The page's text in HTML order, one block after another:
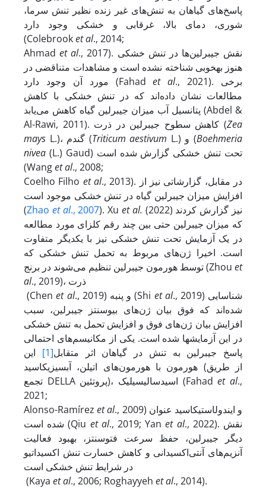
پاسخ‌های گیاهان به تنش‌های غیر زنده نظیر تنش سرما،
شوری، دمای بالا، غرقابی و خشکی وجود دارد
(Colebrooket al., 2014;
Ahmadet al., 2017). نقش جیبرلین‌ها در تنش خشکی
هنوز بهخوبی شناخته نشده است و مشاهدات متناقضی در
مورد آن وجود دارد (Fahadet al., 2021). برخی
مطالعات نشان داده‌اند که در تنش خشکی با کاهش
پتانسیل آب میزان جیبرلین گیاه کاهش می‌یابد (Abdel &
Al-Rawi, 2011). کاهش سطوح جیبرلین در ذرت (Zea
mays
L.)، گندم (Triticum aestivum L.) و (Boehmeria
nivea (L.) Gaud) تحت تنش خشکی گزارش شده است
(Wanget al., 2008;
Coelho Filho et al., 2013). در مقابل، گزارشاتی نیز از
افزایش میزان جیبرلین گیاه در تنش خشکی موجود است
(Zhao et al., 2007). Xuet al. (2022) نیز گزارش کردند
که میزان جیبرلین حتی بین چند رقم کلزای مورد مطالعه
در یک آزمایش تحت تنش خشکی نیز با یکدیگر متفاوت
است. اخیرا ژن‌های مربوط به تحمل تنش خشکی که
توسط هورمون جیبرلین‌ تنظیم می‌شوند در برنج (Zhou et
al
., 2019)، ذرت
(Chenet al ., 2019) و پنبه (Shi et al., 2019) شناسایی
شده‌اند که فوق‌ بیان ژن‌های بیوسنتز جیبرلین، سبب
افزایش بیان ژن‌های فوق‌ و افزایش تحمل به تنش خشکی
در این آزمایش­ها شده است. یکی از مکانیسم‌های احتمالی
پاسخ جیبرلین به تنش در گیاهان اثر متقابل[1]
این
هورمون با هورمون‌های اتیلن، آبسیزیکاسید (از طریق
تجمع DELLA پروتئین)، اسید سالیسیلیک (Fahadet al.,
2021;
Alonso-Ramírezet al ., 2009) و ایندولاستیکاسید عنوان
شده است (Qiu et al., 2019; Yanet al., 2022). نقش
دیگر جیبرلین، حفظ سرعت فتوسنتز، بهبود فعالیت
آنزیم‌های آنتی‌اکسیدانی و کاهش خسارت تنش اکسیداتیو
در شرایط تنش خشکی است
(Kaya et al., 2006; Roghayyeh et al., 2014).